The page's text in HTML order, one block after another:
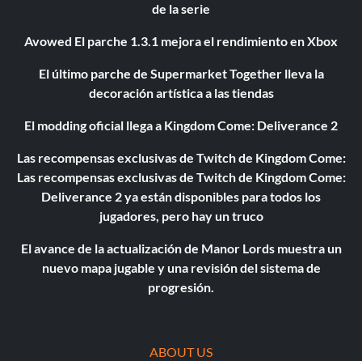
de la serie
Avowed El parche 1.3.1 mejora el rendimiento en Xbox
El último parche de Supermarket Together lleva la
decoración artística a las tiendas
El modding oficial llega a Kingdom Come: Deliverance 2
Las recompensas exclusivas de Twitch de Kingdom Come:
Las recompensas exclusivas de Twitch de Kingdom Come:
Deliverance 2 ya están disponibles para todos los
jugadores, pero hay un truco
El avance de la actualización de Manor Lords muestra un
nuevo mapa jugable y una revisión del sistema de
progresión.
ABOUT US